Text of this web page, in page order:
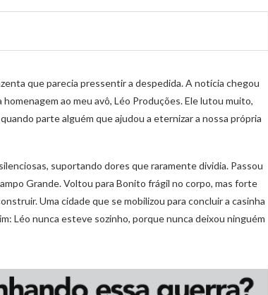
que parecia pressentir a despedida. A notícia chegou
ao meu avô, Léo Produções. Ele lutou muito,
parte alguém que ajudou a eternizar a nossa própria
suportando dores que raramente dividia. Passou
Grande. Voltou para Bonito frágil no corpo, mas forte
Uma cidade que se mobilizou para concluir a casinha
Léo nunca esteve sozinho, porque nunca deixou ninguém